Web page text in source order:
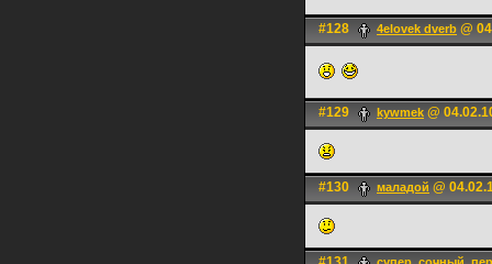
#128 4elovek dverb @
#129 kywmek @
#130 маладой @